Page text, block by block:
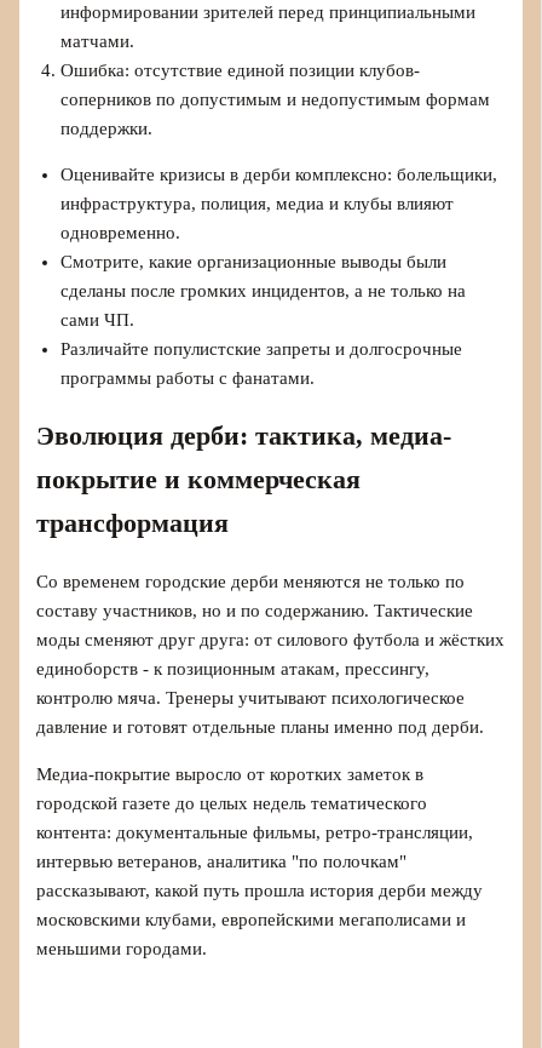
информировании зрителей перед принципиальными
матчами.
Ошибка: отсутствие единой позиции клубов-
соперников по допустимым и недопустимым формам
поддержки.
Оценивайте кризисы в дерби комплексно: болельщики,
инфраструктура, полиция, медиа и клубы влияют
одновременно.
Смотрите, какие организационные выводы были
сделаны после громких инцидентов, а не только на
сами ЧП.
Различайте популистские запреты и долгосрочные
программы работы с фанатами.
Эволюция дерби: тактика, медиа-
покрытие и коммерческая
трансформация
Со временем городские дерби меняются не только по
составу участников, но и по содержанию. Тактические
моды сменяют друг друга: от силового футбола и жёстких
единоборств - к позиционным атакам, прессингу,
контролю мяча. Тренеры учитывают психологическое
давление и готовят отдельные планы именно под дерби.
Медиа-покрытие выросло от коротких заметок в
городской газете до целых недель тематического
контента: документальные фильмы, ретро-трансляции,
интервью ветеранов, аналитика "по полочкам"
рассказывают, какой путь прошла история дерби между
московскими клубами, европейскими мегаполисами и
меньшими городами.